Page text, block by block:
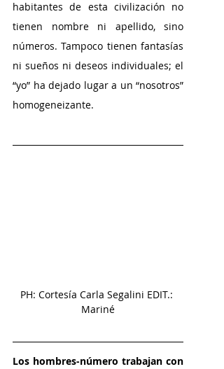
habitantes de esta civilización no
tienen nombre ni apellido, sino
números. Tampoco tienen fantasías
ni sueños ni deseos individuales; el
“yo” ha dejado lugar a un “nosotros”
homogeneizante.
PH: Cortesía Carla Segalini EDIT.:
Mariné
Los hombres-número trabajan con